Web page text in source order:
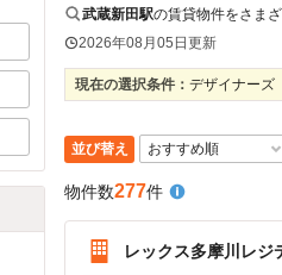
武蔵新田駅の賃貸物件をさま
2026年08月05日更新
現在の選択条件： デザイナーズ
並び替え
物件数277件
レックス多摩川レジ